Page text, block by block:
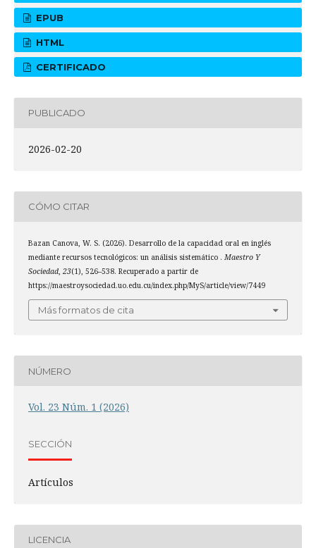
EPUB
HTML
CERTIFICADO
PUBLICADO
2026-02-20
CÓMO CITAR
Bazan Canova, W. S. (2026). Desarrollo de la capacidad oral en inglés
mediante recursos tecnológicos: un análisis sistemático . Maestro Y
Sociedad, 23(1), 526–538. Recuperado a partir de
https://maestroysociedad.uo.edu.cu/index.php/MyS/article/view/7449
Más formatos de cita
NÚMERO
Vol. 23 Núm. 1 (2026)
SECCIÓN
Artículos
LICENCIA